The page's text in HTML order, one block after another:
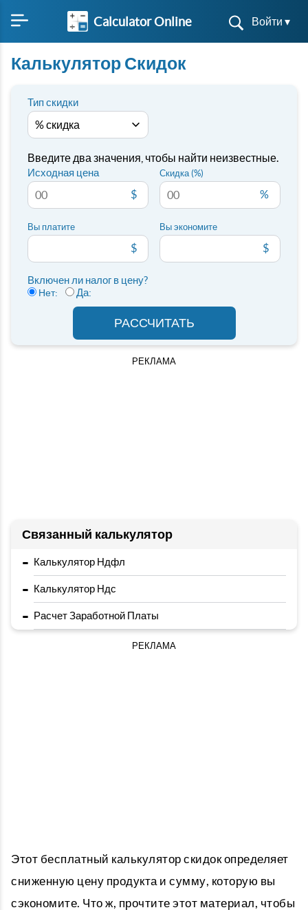
Calculator Online Войти ▾
Калькулятор Скидок
Тип скидки
Введите два значения, чтобы найти неизвестные.
Исходная цена
$
Скидка (%)
%
Вы платите
$
Вы экономите
$
Включен ли налог в цену?
Нет: Да:
РАССЧИТАТЬ
РЕКЛАМА
Связанный калькулятор
- Калькулятор Ндфл
- Калькулятор Ндс
- Расчет Заработной Платы
РЕКЛАМА
Этот бесплатный калькулятор скидок определяет
сниженную цену продукта и сумму, которую вы
сэкономите. Что ж, прочтите этот материал, чтобы